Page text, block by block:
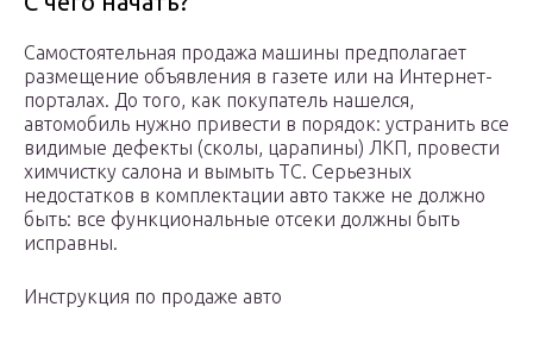
Самостоятельная продажа машины предполагает
размещение объявления в газете или на Интернет-
порталах. До того, как покупатель нашелся,
автомобиль нужно привести в порядок: устранить все
видимые дефекты (сколы, царапины) ЛКП, провести
химчистку салона и вымыть ТС. Серьезных
недостатков в комплектации авто также не должно
быть: все функциональные отсеки должны быть
исправны.
Инструкция по продаже авто